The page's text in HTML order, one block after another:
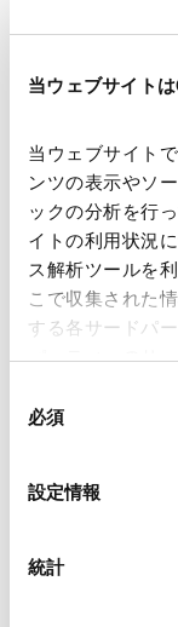
当ウェブサイト
当ウェブサイト
ンツの表示やソ
ックの分析を行
イトの利用状況
ス解析ツールを
こで収集された
する各サードパ
パーティーのサ
ことがあります。
Google Analytics
Marketo
必須
設定情報
統計
2026年金融
2026.09.02
関する法律）
面施行された
もに、実務へ
2026.09.01
ＬＮＧ ＳＰＡ
ト ～上流開発
2026.08.26
PEファンド案
海外財団を巡